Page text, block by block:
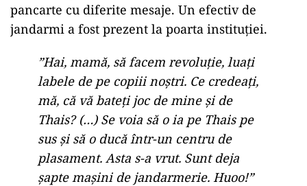
pancarte cu diferite mesaje. Un efectiv de
jandarmi a fost prezent la poarta instituției.
”Hai, mamă, să facem revoluție, luați
labele de pe copiii noștri. Ce credeați,
mă, că vă bateți joc de mine și de
Thais? (…) Se voia să o ia pe Thais pe
sus și să o ducă într-un centru de
plasament. Asta s-a vrut. Sunt deja
șapte mașini de jandarmerie. Huoo!”